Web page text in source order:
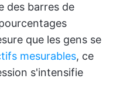
des barres de
que les gens se
mesurables, ce
s'intensifie